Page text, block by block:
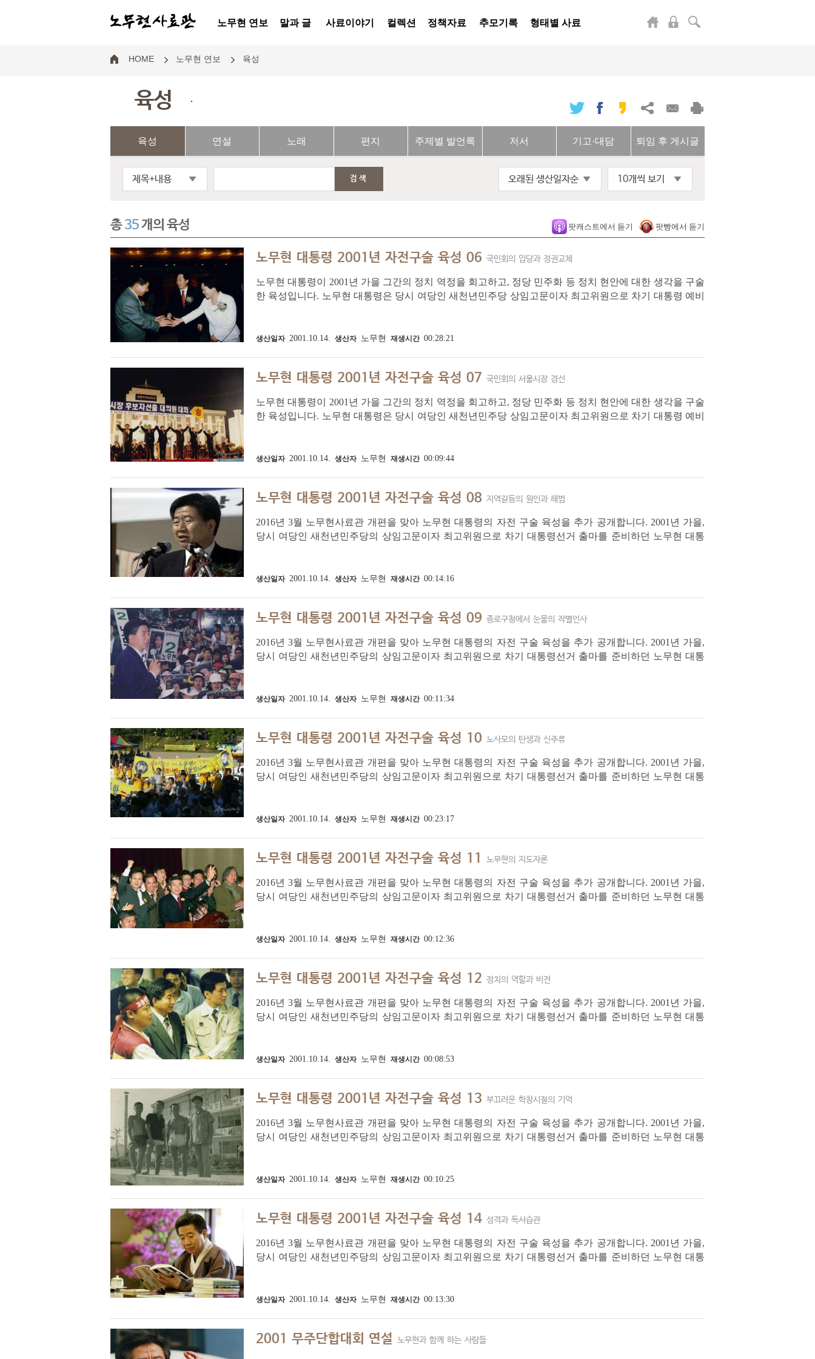
노무현 연보 말과 글 사료이야기 컬렉션 정책자료 추모기록 형태별 사료
HOME 노무현 연보 육성
육성 .
육성 연설 노래 편지 주제별 발언록 저서 기고·대담 퇴임 후 게시글
제목+내용 검색 오래된 생산일자순 10개씩 보기
총35개의 육성 팟빵에서 듣기
팟캐스트에서 듣기
노무현 대통령 2001년 자전구술 육성 06 국민회의 입당과 정권교체
노무현 대통령이 2001년 가을 그간의 정치 역정을 회고하고, 정당 민주화 등 정치 현안에 대한 생각을 구술
한 육성입니다. 노무현 대통령은 당시 여당인 새천년민주당 상임고문이자 최고위원으로 차기 대통령 예비
생산일자 2001.10.14. 생산자 노무현 재생시간 00:28:21
노무현 대통령 2001년 자전구술 육성 07 국민회의 서울시장 경선
노무현 대통령이 2001년 가을 그간의 정치 역정을 회고하고, 정당 민주화 등 정치 현안에 대한 생각을 구술
한 육성입니다. 노무현 대통령은 당시 여당인 새천년민주당 상임고문이자 최고위원으로 차기 대통령 예비
생산일자 2001.10.14. 생산자 노무현 재생시간 00:09:44
노무현 대통령 2001년 자전구술 육성 08 지역갈등의 원인과 해법
2016년 3월 노무현사료관 개편을 맞아 노무현 대통령의 자전 구술 육성을 추가 공개합니다. 2001년 가을,
당시 여당인 새천년민주당의 상임고문이자 최고위원으로 차기 대통령선거 출마를 준비하던 노무현 대통
생산일자 2001.10.14. 생산자 노무현 재생시간 00:14:16
노무현 대통령 2001년 자전구술 육성 09 종로구청에서 눈물의 작별인사
2016년 3월 노무현사료관 개편을 맞아 노무현 대통령의 자전 구술 육성을 추가 공개합니다. 2001년 가을,
당시 여당인 새천년민주당의 상임고문이자 최고위원으로 차기 대통령선거 출마를 준비하던 노무현 대통
생산일자 2001.10.14. 생산자 노무현 재생시간 00:11:34
노무현 대통령 2001년 자전구술 육성 10 노사모의 탄생과 신주류
2016년 3월 노무현사료관 개편을 맞아 노무현 대통령의 자전 구술 육성을 추가 공개합니다. 2001년 가을,
당시 여당인 새천년민주당의 상임고문이자 최고위원으로 차기 대통령선거 출마를 준비하던 노무현 대통
생산일자 2001.10.14. 생산자 노무현 재생시간 00:23:17
노무현 대통령 2001년 자전구술 육성 11 노무현의 지도자론
2016년 3월 노무현사료관 개편을 맞아 노무현 대통령의 자전 구술 육성을 추가 공개합니다. 2001년 가을,
당시 여당인 새천년민주당의 상임고문이자 최고위원으로 차기 대통령선거 출마를 준비하던 노무현 대통
생산일자 2001.10.14. 생산자 노무현 재생시간 00:12:36
노무현 대통령 2001년 자전구술 육성 12 정치의 역할과 비전
2016년 3월 노무현사료관 개편을 맞아 노무현 대통령의 자전 구술 육성을 추가 공개합니다. 2001년 가을,
당시 여당인 새천년민주당의 상임고문이자 최고위원으로 차기 대통령선거 출마를 준비하던 노무현 대통
생산일자 2001.10.14. 생산자 노무현 재생시간 00:08:53
노무현 대통령 2001년 자전구술 육성 13 부끄러운 학창시절의 기억
2016년 3월 노무현사료관 개편을 맞아 노무현 대통령의 자전 구술 육성을 추가 공개합니다. 2001년 가을,
당시 여당인 새천년민주당의 상임고문이자 최고위원으로 차기 대통령선거 출마를 준비하던 노무현 대통
생산일자 2001.10.14. 생산자 노무현 재생시간 00:10:25
노무현 대통령 2001년 자전구술 육성 14 성격과 독서습관
2016년 3월 노무현사료관 개편을 맞아 노무현 대통령의 자전 구술 육성을 추가 공개합니다. 2001년 가을,
당시 여당인 새천년민주당의 상임고문이자 최고위원으로 차기 대통령선거 출마를 준비하던 노무현 대통
생산일자 2001.10.14. 생산자 노무현 재생시간 00:13:30
2001 무주단합대회 연설 노무현과 함께 하는 사람들